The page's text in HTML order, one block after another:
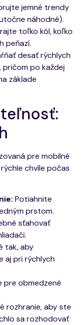
jemné trendy
náhodné).
toľko kôl, koľko
peňazí.
desať rýchlych
pričom po každej
základe
pre mobilné
chvíle počas
Potiahnite
prstom.
sťahovať
tak, aby
aj pri rýchlych
pre obmedzené
rozhranie, aby ste
sa rozhodovať